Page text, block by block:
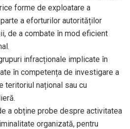
forme de exploatare a
a eforturilor autorităților
de a combate în mod eficient
infracționale implicate în
în competența de investigare a
teritoriul național sau cu
a obține probe despre activitatea
organizată, pentru